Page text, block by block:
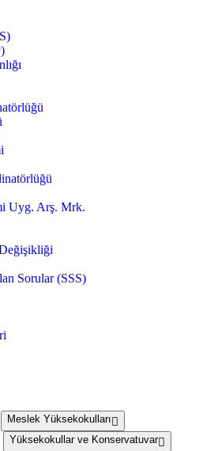
Uyg. Arş. Mrk.
Sorular (SSS)
Meslek Yüksekokulları
Yüksekokullar ve Konservatuvar